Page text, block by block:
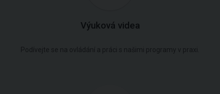
Výuková videa
Podívejte se na ovládání a práci s našimi programy v praxi.